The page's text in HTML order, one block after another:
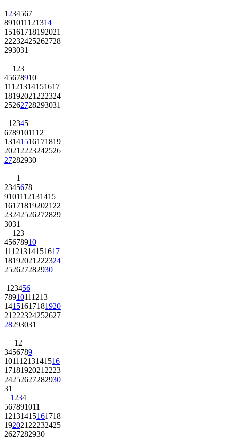
1 234567
891011121314
15161718192021
22232425262728
293031
1 23
45678910
11121314151617
18192021 222324
25262728293031
1 2345
6789101112
13141516171819
2021 2223242526
27282930
1
2345678
9101112131415
161718192021 22
23242526272829
3031
1 23
45678910
11121314151617
18192021 222324
252627282930
1 23456
78910111213
14151617181920
21 222324252627
28293031
1 2
3456789
10111213141516
1718192021 2223
24252627282930
31
1 234
567891011
12131415161718
192021 22232425
2627282930